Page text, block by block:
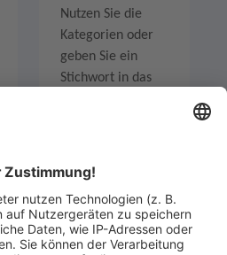
Nutzen Sie die
Kategorien oder
geben Sie ein
Stichwort in das